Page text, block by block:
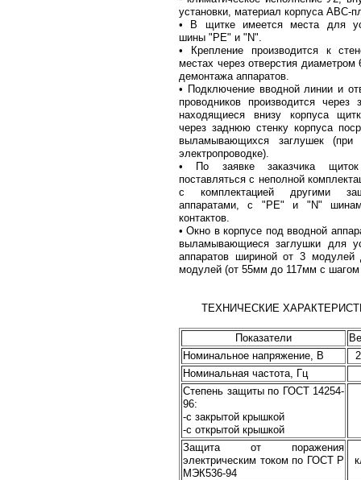
установки, материал корпуса АВС-
• В щитке имеется места для
шины "PE" и "N".
• Крепление производится к
местах через отверстия диаметром
демонтажа аппаратов.
• Подключение вводной линии и
проводников производится через
находящиеся внизу корпуса
через заднюю стенку корпуса
выламывающихся заглушек (при
электропроводке).
• По заявке заказчика
поставляться с неполной
с комплектацией другими
аппаратами, с "PE" и "N"
контактов.
• Окно в корпусе под вводной
выламывающиеся заглушки для
аппаратов шириной от 3 модулей
модулей (от 55мм до 117мм с
ТЕХНИЧЕСКИЕ
Показатели
Номинальное напряжение, В
Номинальная частота, Гц
Степень защиты по ГОСТ 14254-
96:
-с закрытой крышкой
-с открытой крышкой
Защита от поражения
электрическим током по ГОСТ Р
МЭК536-94